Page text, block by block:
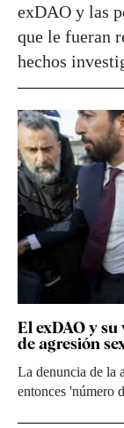
exDAO y las
que le fueran
hechos
El exDAO y
de agresión
La denuncia de la
entonces 'número